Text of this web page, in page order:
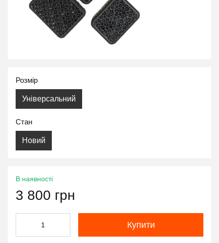
Розмір
Універсальний
Стан
Новий
В наявності
3 800 грн
Купити